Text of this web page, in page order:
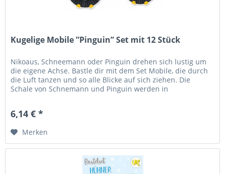
Kugelige Mobile ”Pinguin” Set mit 12 Stück
Nikoaus, Schneemann oder Pinguin drehen sich lustig um
die eigene Achse. Bastle dir mit dem Set Mobile, die durch
die Luft tanzen und so alle Blicke auf sich ziehen. Die
Schale von Schnemann und Pinguin werden in
6,14 € *
Merken